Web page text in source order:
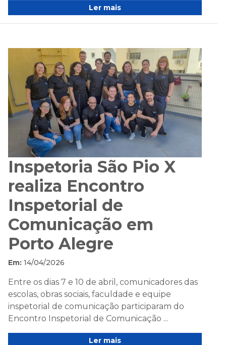
Ler mais
Inspetoria São Pio X
realiza Encontro
Inspetorial de
Comunicação em
Porto Alegre
Em: 14/04/2026
Entre os dias 7 e 10 de abril, comunicadores das
escolas, obras sociais, faculdade e equipe
inspetorial de comunicação participaram do
Encontro Inspetorial de Comunicação ...
Ler mais